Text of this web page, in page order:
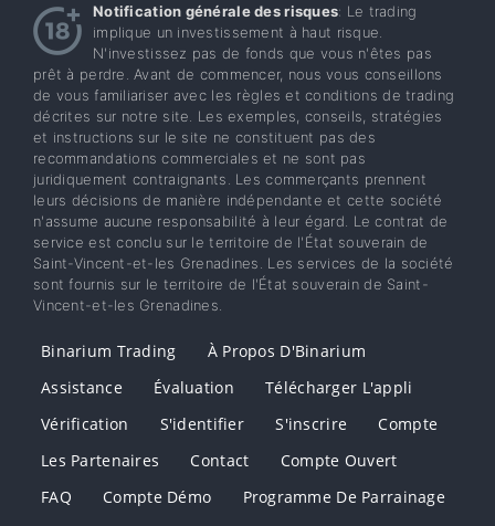
Notification générale des risques: Le trading
implique un investissement à haut risque.
N'investissez pas de fonds que vous n'êtes pas
prêt à perdre. Avant de commencer, nous vous conseillons
de vous familiariser avec les règles et conditions de trading
décrites sur notre site. Les exemples, conseils, stratégies
et instructions sur le site ne constituent pas des
recommandations commerciales et ne sont pas
juridiquement contraignants. Les commerçants prennent
leurs décisions de manière indépendante et cette société
n'assume aucune responsabilité à leur égard. Le contrat de
service est conclu sur le territoire de l'État souverain de
Saint-Vincent-et-les Grenadines. Les services de la société
sont fournis sur le territoire de l'État souverain de Saint-
Vincent-et-les Grenadines.
Binarium Trading
À Propos D'Binarium
Assistance
Évaluation
Télécharger L'appli
Vérification
S'identifier S'inscrire
Compte
Les Partenaires
Contact
Compte Ouvert
FAQ
Compte Démo
Programme De Parrainage